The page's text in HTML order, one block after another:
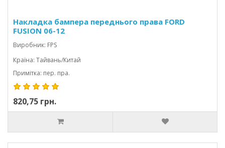
Накладка бампера переднього права FORD
FUSION 06-12
Виробник: FPS
Країна: Тайвань/Китай
Примітка: пер. пра.
820,75 грн.